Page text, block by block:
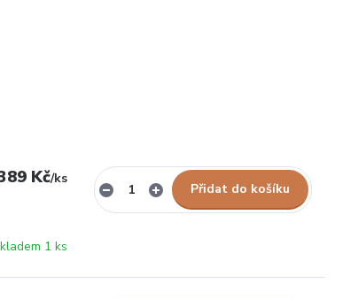
Kč/ks
1 ks
Přidat do košíku